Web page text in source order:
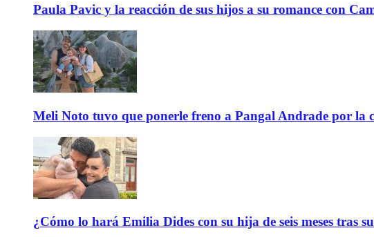
Paula Pavic y la reacción de sus hijos a su romance con
Meli Noto tuvo que ponerle freno a Pangal Andrade por la
¿Cómo lo hará Emilia Dides con su hija de seis meses tras